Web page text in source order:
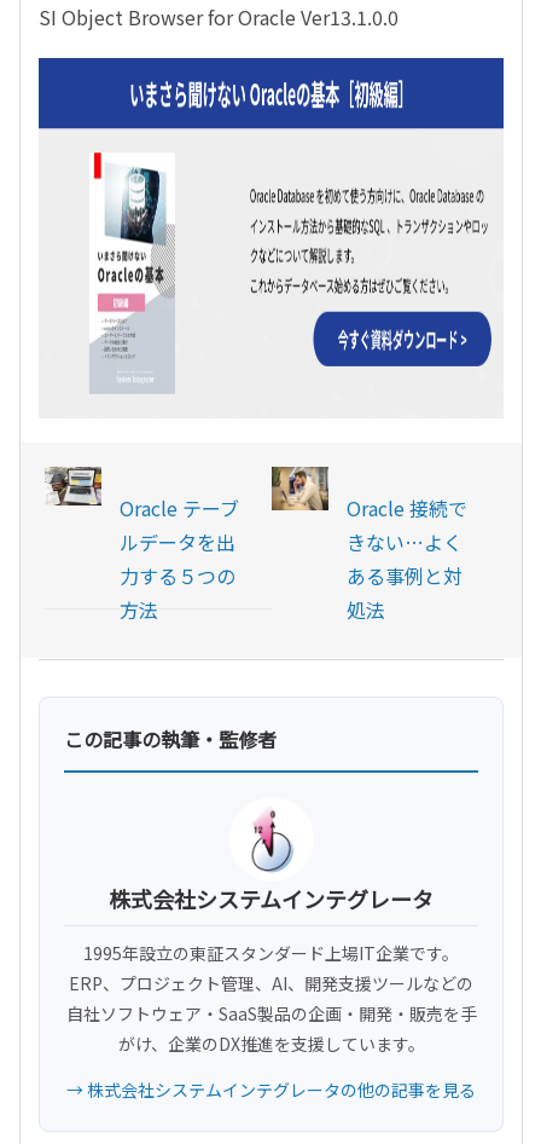
SI Object Browser for Oracle Ver13.1.0.0
Oracle テーブ
ルデータを出
力する５つの
方法
Oracle 接続で
きない…よく
ある事例と対
処法
この記事の執筆・監修者
株式会社システムインテグレータ
1995年設立の東証スタンダード上場IT企業です。
ERP、プロジェクト管理、AI、開発支援ツールなどの
自社ソフトウェア・SaaS製品の企画・開発・販売を手
がけ、企業のDX推進を支援しています。
→ 株式会社システムインテグレータの他の記事を見る